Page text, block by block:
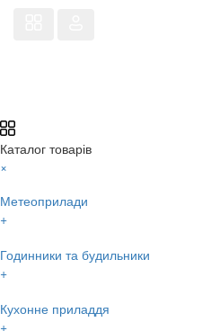
Каталог товарів
×
Метеоприлади
+
Годинники та будильники
+
Кухонне приладдя
+